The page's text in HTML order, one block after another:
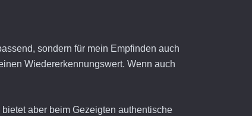
sondern für mein Empfinden auch
Wiedererkennungswert. Wenn auch
aber beim Gezeigten authentische